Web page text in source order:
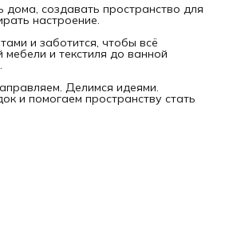
создавать пространство для
настроение.
и заботится, чтобы всё
мебели и текстиля до ванной
Делимся идеями.
и помогаем пространству стать